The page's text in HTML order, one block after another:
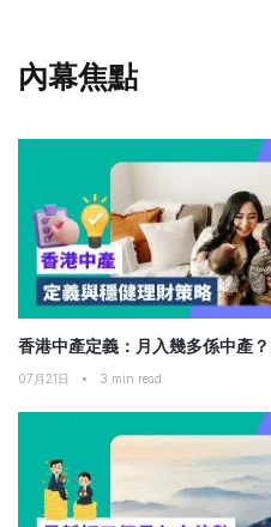
企業服務
跨境理財
中小企與創業
內幕焦點
香港中產定義：月入幾多係中產
07月21日 • 3 min read